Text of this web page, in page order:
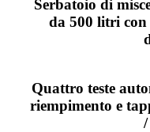
Serbatoio di
da 500 litri con
Quattro teste
riempimento e